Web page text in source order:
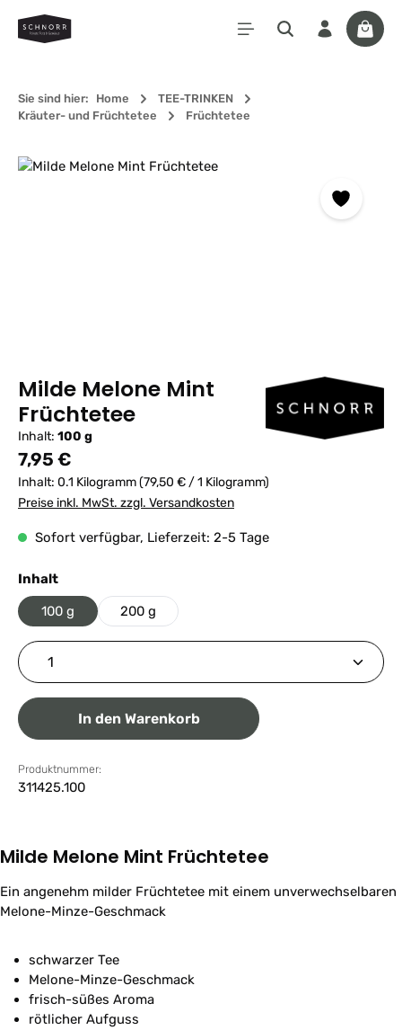
Zum Hauptinhalt springen
Sie sind hier: Home
TEE-TRINKEN
Kräuter- und Früchtetee
Früchtetee
Bildergalerie überspringen
Milde Melone Mint
Früchtetee
Inhalt: 100 g
Regulärer Preis:
7,95 €
Inhalt: 0.1 Kilogramm(79,50 € / 1 Kilogramm)
Preise inkl. MwSt. zzgl. Versandkosten
Sofort verfügbar, Lieferzeit: 2-5 Tage
Inhaltauswählen
100 g 200 g
Produkt Anzahl: Gib den gewünschten Wert ein
In den Warenkorb
Produktnummer:
311425.100
Milde Melone Mint Früchtetee
Ein angenehm milder Früchtetee mit einem unverwechselbaren
Melone-Minze-Geschmack
schwarzer Tee
Melone-Minze-Geschmack
frisch-süßes Aroma
rötlicher Aufguss